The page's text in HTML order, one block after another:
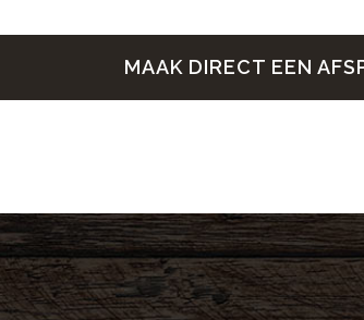
MAAK DIRECT EEN